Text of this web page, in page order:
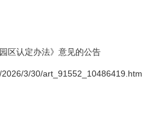
区认定办法》意见的公告
3/30/art_91552_10486419.htm